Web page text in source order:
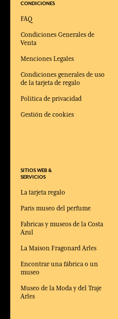
CONDICIONES
FAQ
Condiciones Generales de
Venta
Menciones Legales
Condiciones generales de uso
de la tarjeta de regalo
Política de privacidad
Gestión de cookies
SITIOS WEB &
SERVICIOS
La tarjeta regalo
Paris museo del perfume
Fabricas y museos de la Costa
Azul
La Maison Fragonard Arles
Encontrar una fábrica o un
museo
Museo de la Moda y del Traje
Arles